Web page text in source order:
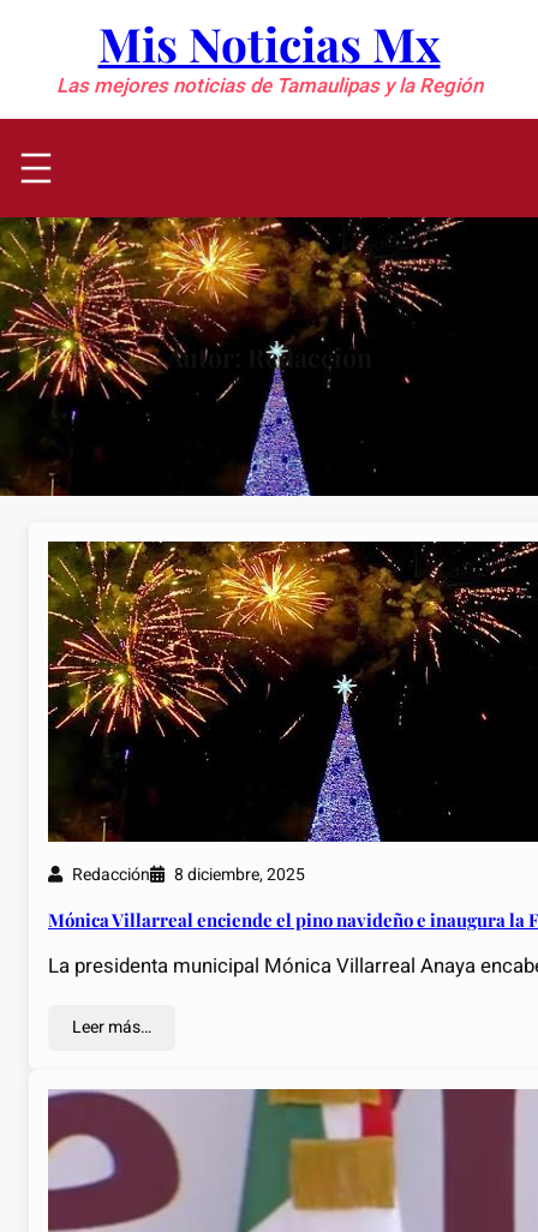
contenido
Mis Noticias Mx
Las mejores noticias de Tamaulipas y la Región
Autor: Redacción
Redacción 8 diciembre, 2025
Mónica Villarreal enciende el pino navideño e inaugura la
La presidenta municipal Mónica Villarreal Anaya
Leer más…